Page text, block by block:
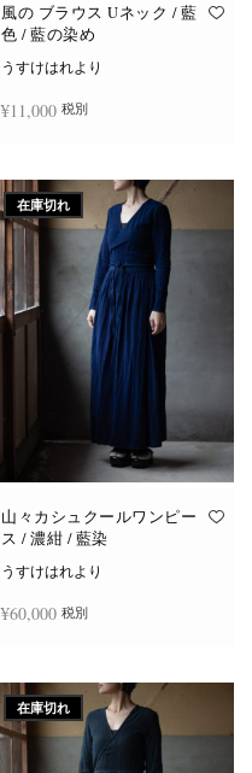
風の ブラウス Uネック / 藍
色 / 藍の染め
うすけはれより
¥11,000 税別
在庫切れ
山々カシュクールワンピー
ス / 濃紺 / 藍染
うすけはれより
¥60,000 税別
在庫切れ